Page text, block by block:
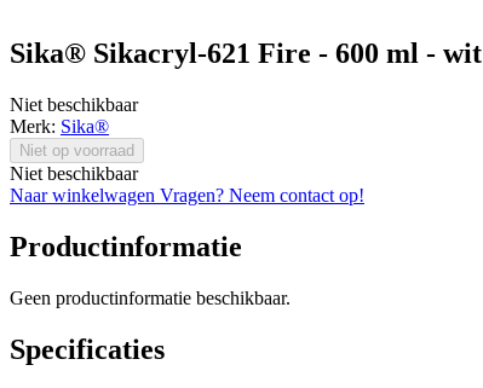
Sika® Sikacryl-621 Fire - 600 ml - wit
Niet beschikbaar
Merk: Sika®
Niet op voorraad
Niet beschikbaar
Naar winkelwagen Vragen? Neem contact op!
Productinformatie
Geen productinformatie beschikbaar.
Specificaties